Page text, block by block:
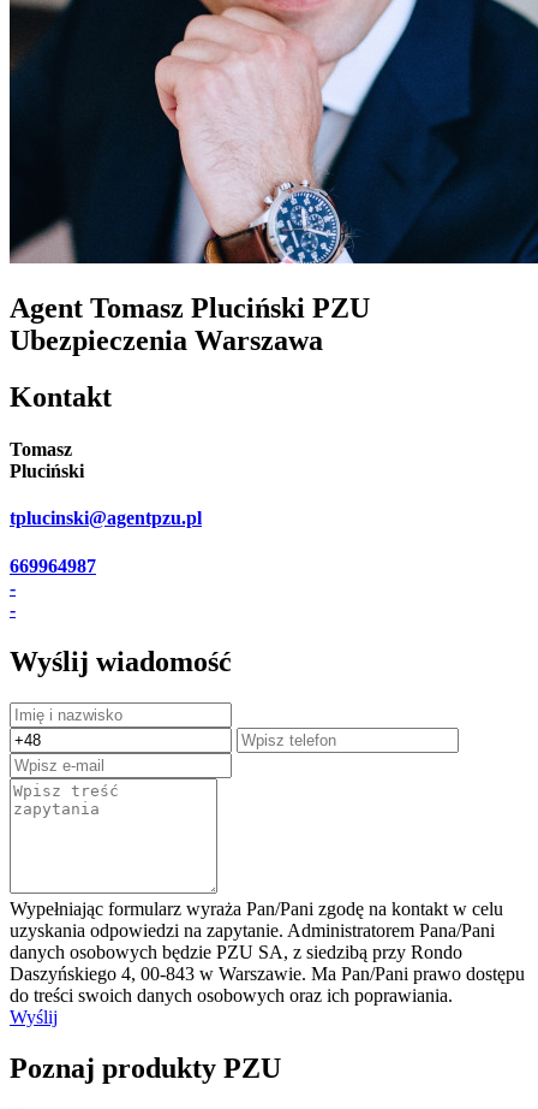
Agent Tomasz Pluciński PZU
Ubezpieczenia Warszawa
Kontakt
Tomasz
Pluciński
tplucinski@agentpzu.pl
669964987
-
-
Wyślij wiadomość
Wypełniając formularz wyraża Pan/Pani zgodę na kontakt w celu
uzyskania odpowiedzi na zapytanie. Administratorem Pana/Pani
danych osobowych będzie PZU SA, z siedzibą przy Rondo
Daszyńskiego 4, 00-843 w Warszawie. Ma Pan/Pani prawo dostępu
do treści swoich danych osobowych oraz ich poprawiania.
Wyślij
Poznaj produkty PZU